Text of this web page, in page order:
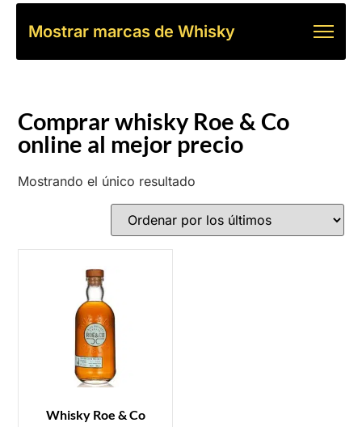
Mostrar marcas de Whisky
Comprar whisky Roe & Co
online al mejor precio
Mostrando el único resultado
Whisky Roe & Co